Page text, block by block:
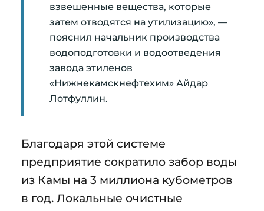
взвешенные вещества, которые
затем отводятся на утилизацию», —
пояснил начальник производства
водоподготовки и водоотведения
завода этиленов
«Нижнекамскнефтехим» Айдар
Лотфуллин.
Благодаря этой системе
предприятие сократило забор воды
из Камы на 3 миллиона кубометров
в год. Локальные очистные